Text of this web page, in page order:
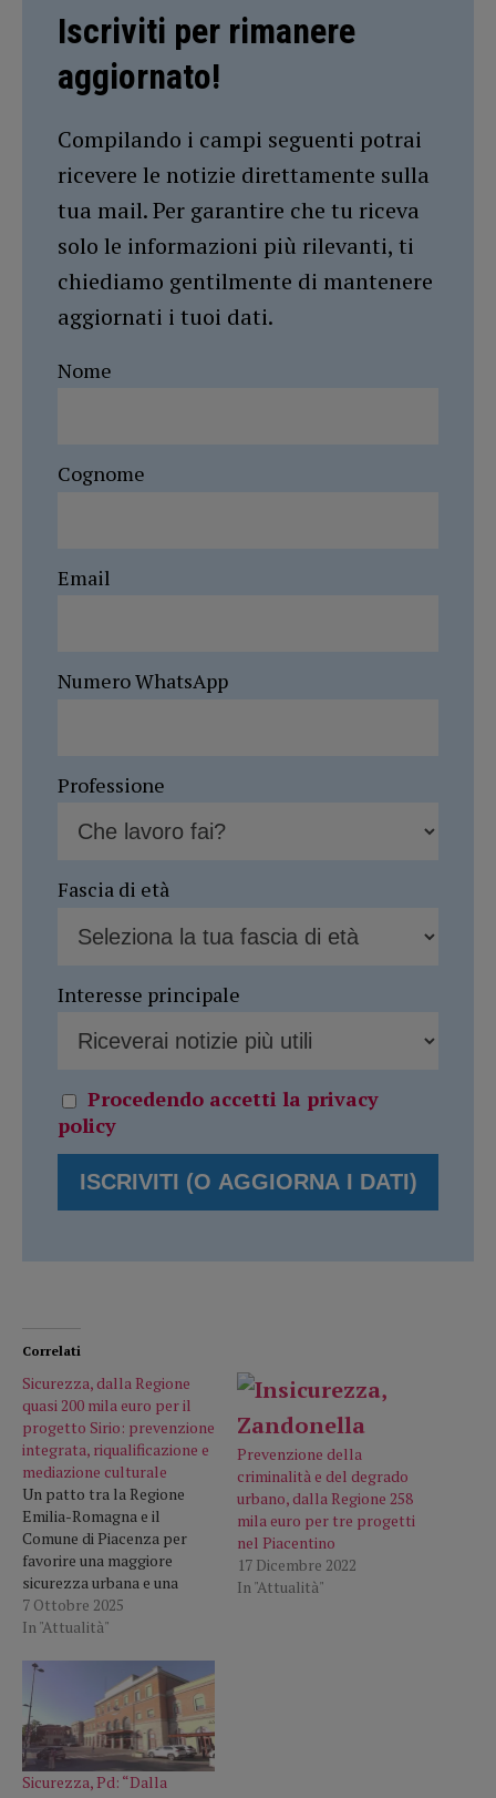
Iscriviti per rimanere
aggiornato!
Compilando i campi seguenti potrai
ricevere le notizie direttamente sulla
tua mail. Per garantire che tu riceva
solo le informazioni più rilevanti, ti
chiediamo gentilmente di mantenere
aggiornati i tuoi dati.
Nome
Cognome
Email
Numero WhatsApp
Professione
Fascia di età
Interesse principale
Procedendo accetti la privacy
policy
Correlati
Sicurezza, dalla Regione
quasi 200 mila euro per il
progetto Sirio: prevenzione
integrata, riqualificazione e
mediazione culturale
Un patto tra la Regione
Emilia-Romagna e il
Comune di Piacenza per
favorire una maggiore
sicurezza urbana e una
migliore qualità della vita
dei cittadini, attraverso il
alla prevenzione
dell’illegalità, al controllo
del territorio e alla
riqualificazione degli spazi
verdi. Il via libera all’intesa
è arrivato…
7 Ottobre 2025
In "Attualità"
Prevenzione della
criminalità e del degrado
urbano, dalla Regione 258
mila euro per tre progetti
nel Piacentino
17 Dicembre 2022
In "Attualità"
Sicurezza, Pd: “Dalla